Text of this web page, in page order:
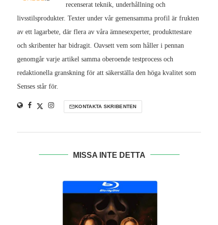
recenserat teknik, underhållning och
livsstilsprodukter. Texter under vår gemensamma profil är frukten
av ett lagarbete, där flera av våra ämnesexperter, produkttestare
och skribenter har bidragit. Oavsett vem som håller i pennan
genomgår varje artikel samma oberoende testprocess och
redaktionella granskning för att säkerställa den höga kvalitet som
Senses står för.
KONTAKTA SKRIBENTEN
MISSA INTE DETTA